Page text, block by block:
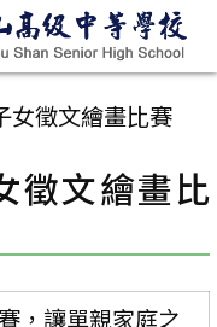
女徵文繪畫比賽
徵文繪畫比
，讓單親家庭之